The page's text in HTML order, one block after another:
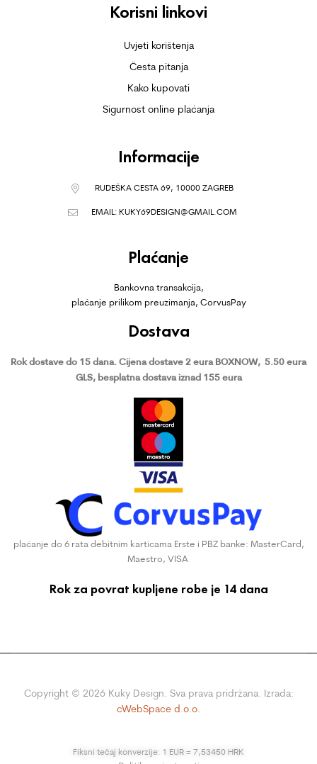
Korisni linkovi
Uvjeti korištenja
Česta pitanja
Kako kupovati
Sigurnost online plaćanja
Informacije
RUDEŠKA CESTA 69, 10000 ZAGREB
EMAIL: KUKY69DESIGN@GMAIL.COM
Plaćanje
Bankovna transakcija,
plaćanje prilikom preuzimanja, CorvusPay
Dostava
Rok dostave do 15 dana. Cijena dostave 2 eura BOXNOW, 5.50 eura
GLS, besplatna dostava iznad 155 eura
plaćanje do 6 rata debitnim karticama Erste i PBZ banke: MasterCard,
Maestro, VISA
Rok za povrat kupljene robe je 14 dana
Copyright © 2026Kuky Design. Sva prava pridržana. Izrada:
cWebSpace d.o.o.
Fiksni tečaj konverzije: 1 EUR = 7,53450 HRK